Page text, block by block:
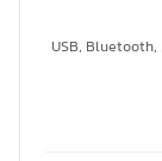
USB,